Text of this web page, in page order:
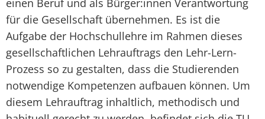
einen Beruf und als Bürger:innen Verantwortung
für die Gesellschaft übernehmen. Es ist die
Aufgabe der Hochschullehre im Rahmen dieses
gesellschaftlichen Lehrauftrags den Lehr-Lern-
Prozess so zu gestalten, dass die Studierenden
notwendige Kompetenzen aufbauen können. Um
diesem Lehrauftrag inhaltlich, methodisch und